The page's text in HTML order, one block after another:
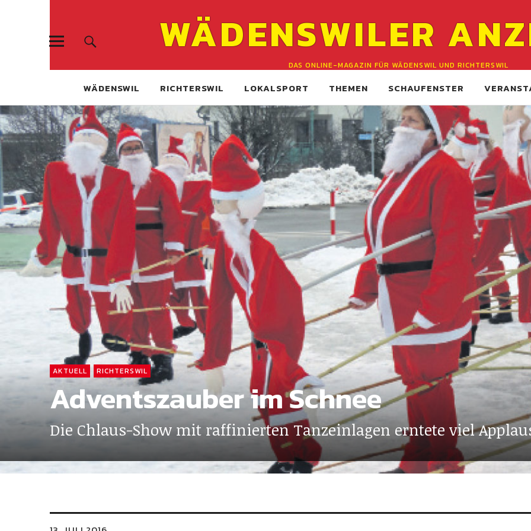
WÄDENSWILER
DAS ONLINE-MAGAZIN FÜR WÄDENSWIL UND RICHTERSWIL
WÄDENSWIL RICHTERSWIL LOKALSPORT THEMEN SCHAUFENSTER
AKTUELL RICHTERSWIL
Adventszauber im Schnee
Die Chlaus-Show mit raffinierten Tanzeinlagen erntete viel